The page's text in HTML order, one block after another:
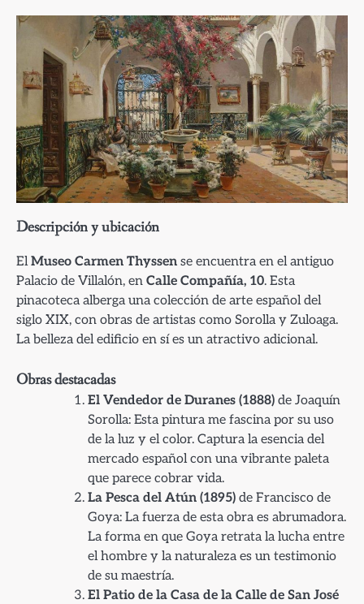
Descripción y ubicación
ElMuseo Carmen Thyssen se encuentra en el antiguo
Palacio de Villalón, en Calle Compañía, 10. Esta
pinacoteca alberga una colección de arte español del
siglo XIX, con obras de artistas como Sorolla y Zuloaga.
La belleza del edificio en sí es un atractivo adicional.
Obras destacadas
El Vendedor de Duranes (1888) de Joaquín
Sorolla: Esta pintura me fascina por su uso
de la luz y el color. Captura la esencia del
mercado español con una vibrante paleta
que parece cobrar vida.
La Pesca del Atún (1895) de Francisco de
Goya: La fuerza de esta obra es abrumadora.
La forma en que Goya retrata la lucha entre
el hombre y la naturaleza es un testimonio
de su maestría.
El Patio de la Casa de la Calle de San José